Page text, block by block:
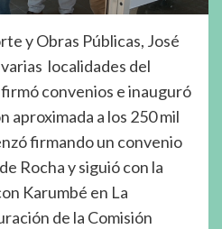
y Obras Públicas, José
localidades del
convenios e inauguró
aproximada a los 250 mil
firmando un convenio
Rocha y siguió con la
Karumbé en La
de la Comisión